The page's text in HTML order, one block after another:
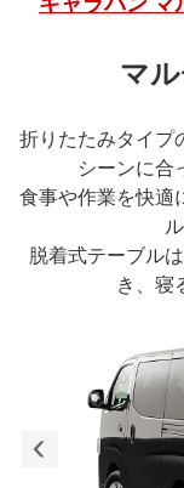
マ
折りたたみタイプ
シーンに合
食事や作業を快適
脱着式テーブル
き、寝